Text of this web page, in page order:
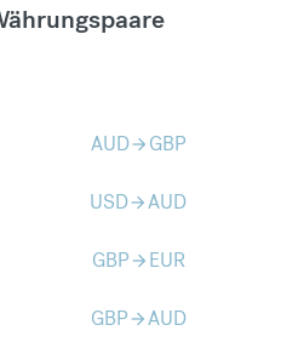
AUDarrow_forward GBP
USDarrow_forwardAUD
GBParrow_forward EUR
GBParrow_forwardAUD